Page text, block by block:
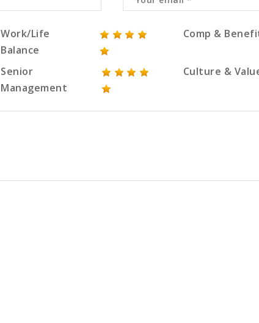
Work/Life
Balance
Comp &
Senior
Management
Culture &